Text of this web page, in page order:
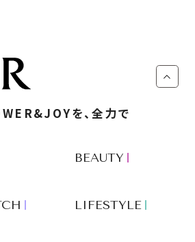
を、全力で
BEAUTY
LIFESTYLE